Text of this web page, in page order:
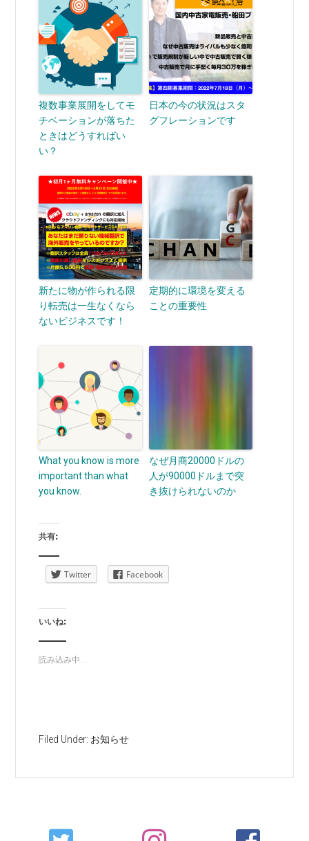
複数事業展開をしてモ
チベーションが落ちた
ときはどうすればい
い？
日本の今の状況はスタ
グフレーションです
新たに物が作られる限
り転売は一生なくなら
ないビジネスです！
定期的に環境を変える
ことの重要性
What you know is more
important than what
you know.
なぜ月商20000ドルの
人が90000ドルまで突
き抜けられないのか
共有:
Twitter Facebook
いいね:
読み込み中...
Filed Under: お知らせ
Primary